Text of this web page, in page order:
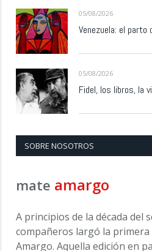
05/08/2026
Venezuela: el parto
05/08/2026
Fidel, los libros, la
SOBRE NOSOTROS
mate amargo
A principios de la década del
compañeros largó la
Amargo. Aquella edición en